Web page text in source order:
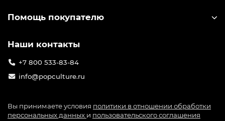
Помощь покупателю
Наши контакты
+7 800 533-83-84
info@popculture.ru
Вы принимаете условия политики в отношении обработки
персональных данных и пользовательского соглашения